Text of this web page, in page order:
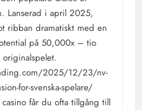
Lanserad i april 2025,
ribban dramatiskt med en
på 50,000x – tio
2025/12/23/nv-
for-svenska-spelare/
får du ofta tillgång till